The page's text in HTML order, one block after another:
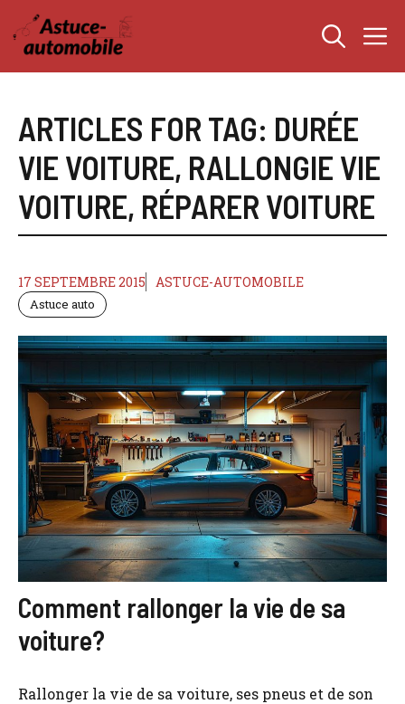
au
contenu
ARTICLES FOR TAG: DURÉE
VIE VOITURE, RALLONGIE VIE
VOITURE, RÉPARER VOITURE
17 SEPTEMBRE 2015 ASTUCE-AUTOMOBILE
Astuce auto
Comment rallonger la vie de sa
voiture?
Rallonger la vie de sa voiture, ses pneus et de son